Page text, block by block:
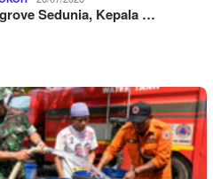
Sedunia, Kepala …